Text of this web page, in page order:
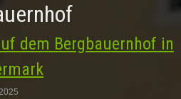
dem Bergbauernhof in